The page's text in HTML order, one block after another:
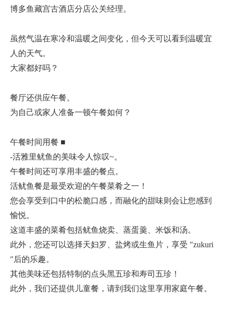
博多鱼藏宫古酒店分店公关经理。
虽然气温在寒冷和温暖之间变化，但今天可以看到温暖宜
人的天气。
大家都好吗？
餐厅还供应午餐。
为自己或家人准备一顿午餐如何？
午餐时间用餐 ■
-活雅里鱿鱼的美味令人惊叹~。
午餐时间还可享用丰盛的餐点。
活鱿鱼餐是最受欢迎的午餐菜肴之一！
您会享受到口中的松脆口感，而融化的甜味则会让您感到
愉悦。
这道丰盛的菜肴包括鱿鱼烧卖、蒸蛋羹、米饭和汤。
此外，您还可以选择天妇罗、盐烤或生鱼片，享受 "zukuri
"后的乐趣。
其他美味还包括特制的点头黑五珍和寿司五珍！
此外，我们还提供儿童餐，请到我们这里享用家庭午餐。